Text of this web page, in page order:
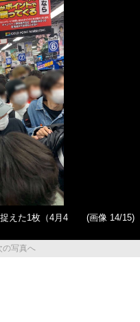
えた1枚（4月4
(画像 14/15)
の写真へ